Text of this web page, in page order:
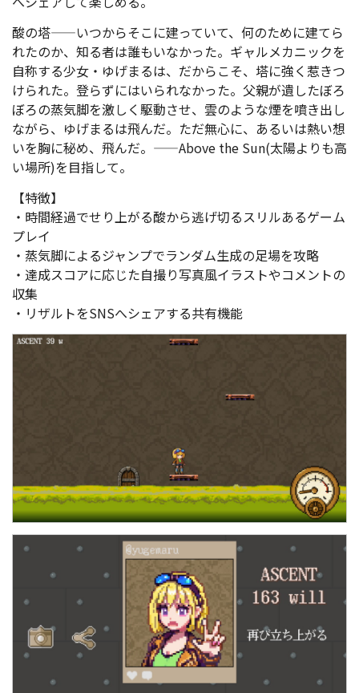
酸の塔——いつからそこに建っていて、何のために建てら
れたのか、知る者は誰もいなかった。ギャルメカニックを
自称する少女・ゆげまるは、だからこそ、塔に強く惹きつ
けられた。登らずにはいられなかった。父親が遺したぼろ
ぼろの蒸気脚を激しく駆動させ、雲のような煙を噴き出し
ながら、ゆげまるは飛んだ。ただ無心に、あるいは熱い想
いを胸に秘め、飛んだ。——Above the Sun(太陽よりも高
い場所)を目指して。
【特徴】
・時間経過でせり上がる酸から逃げ切るスリルあるゲーム
プレイ
・蒸気脚によるジャンプでランダム生成の足場を攻略
・達成スコアに応じた自撮り写真風イラストやコメントの
収集
・リザルトをSNSへシェアする共有機能